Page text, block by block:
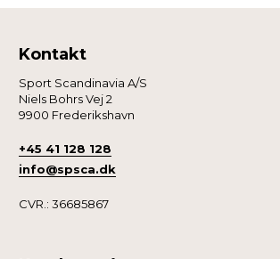
Kontakt
Sport Scandinavia A/S
Niels Bohrs Vej 2
9900 Frederikshavn
+45 41 128 128
info@spsca.dk
CVR.: 36685867